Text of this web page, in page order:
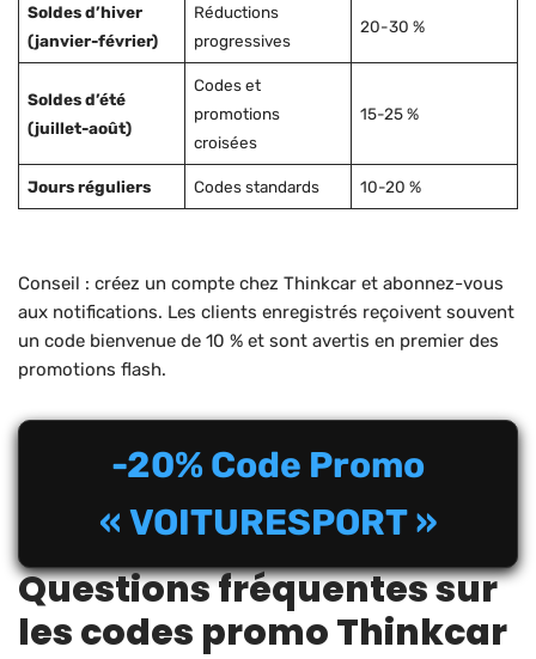
Soldes d’hiver
(janvier-février)
Réductions
progressives
20-30 %
Soldes d’été
(juillet-août)
Codes et
promotions
croisées
15-25 %
Jours réguliers Codes standards 10-20 %
Conseil : créez un compte chez Thinkcar et abonnez-vous
aux notifications. Les clients enregistrés reçoivent souvent
un code bienvenue de 10 % et sont avertis en premier des
promotions flash.
-20% Code Promo
« VOITURESPORT »
Questions fréquentes sur
les codes promo Thinkcar